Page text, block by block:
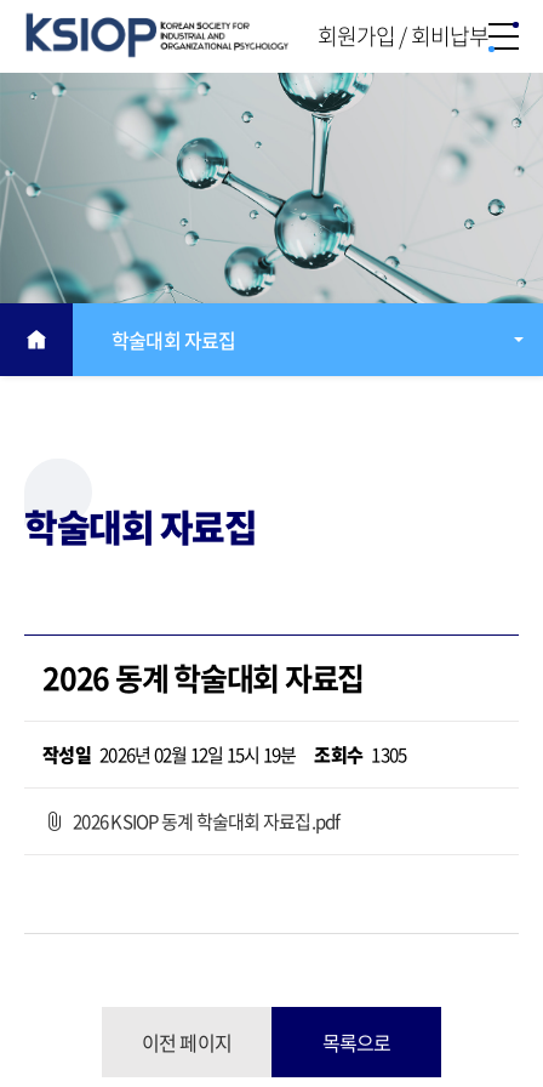
회원가입 / 회비납부
학술대회 자료집
학술대회 자료집
2026 동계 학술대회 자료집
작성일 2026년 02월 12일 15시 19분 조회수 1305
2026 KSIOP 동계 학술대회 자료집.pdf
이전 페이지 목록으로